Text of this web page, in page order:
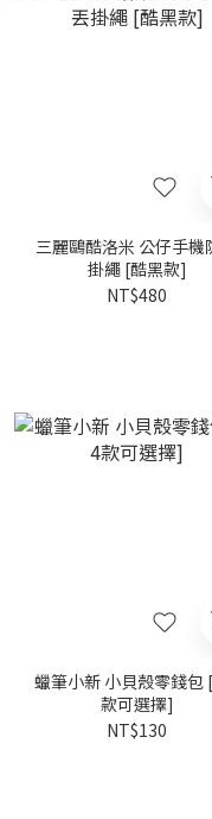
三麗鷗酷洛米 公仔手機
掛繩 [酷黑款]
NT$480
蠟筆小新 小貝殼零錢包
款可選擇]
NT$130